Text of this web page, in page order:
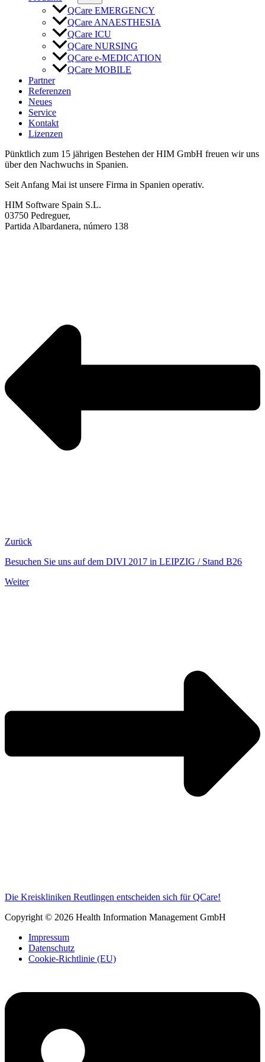
QCare EMERGENCY
QCare ANAESTHESIA
QCare ICU
QCare NURSING
QCare e-MEDICATION
QCare MOBILE
Partner
Referenzen
Neues
Service
Kontakt
Lizenzen
Pünktlich zum 15 jährigen Bestehen der HIM GmbH freuen wir uns
über den Nachwuchs in Spanien.
Seit Anfang Mai ist unsere Firma in Spanien operativ.
HIM Software Spain S.L.
03750 Pedreguer,
Partida Albardanera, número 138
Zurück
Besuchen Sie uns auf dem DIVI 2017 in LEIPZIG / Stand B26
Weiter
Die Kreiskliniken Reutlingen entscheiden sich für QCare!
Copyright © 2026 Health Information Management GmbH
Impressum
Datenschutz
Cookie-Richtlinie (EU)